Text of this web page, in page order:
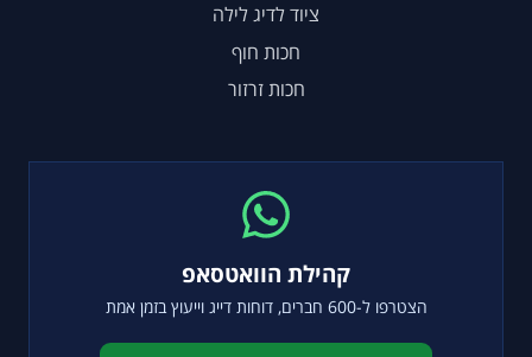
קהילת הוואטסאפ
הצטרפו ל-600 חברים, דוחות דייג וייעוץ בזמן אמת
ציוד לדיג לילה
חכות חוף
חכות זרזור